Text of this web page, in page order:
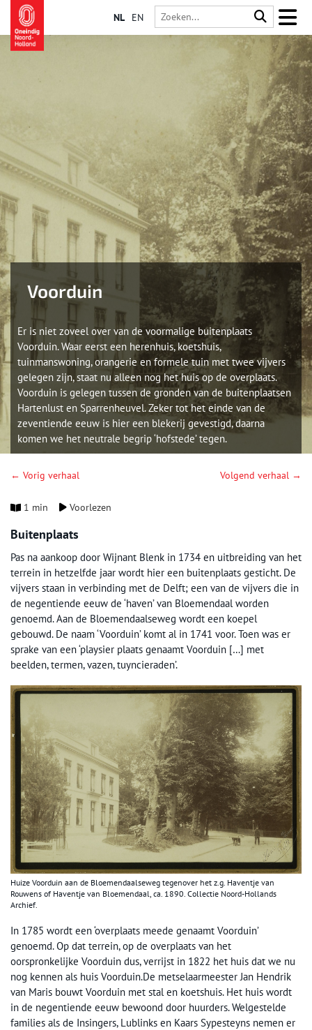
NL EN
Voorduin
Er is niet zoveel over van de voormalige buitenplaats
Voorduin. Waar eerst een herenhuis, koetshuis,
tuinmanswoning, orangerie en formele tuin met twee vijvers
gelegen zijn, staat nu alleen nog het huis op de overplaats.
Voorduin is gelegen tussen de gronden van de buitenplaatsen
Hartenlust en Sparrenheuvel. Zeker tot het einde van de
zeventiende eeuw is hier een blekerij gevestigd, daarna
komen we het neutrale begrip ‘hofstede’ tegen.
← Vorig verhaal Volgend verhaal →
1 min Voorlezen
Buitenplaats
Pas na aankoop door Wijnant Blenk in 1734 en uitbreiding van het
terrein in hetzelfde jaar wordt hier een buitenplaats gesticht. De
vijvers staan in verbinding met de Delft; een van de vijvers die in
de negentiende eeuw de ‘haven’ van Bloemendaal worden
genoemd. Aan de Bloemendaalseweg wordt een koepel
gebouwd. De naam ‘Voorduin’ komt al in 1741 voor. Toen was er
sprake van een ‘playsier plaats genaamt Voorduin […] met
beelden, termen, vazen, tuyncieraden’.
Huize Voorduin aan de Bloemendaalseweg tegenover het z.g. Haventje van
Rouwens of Haventje van Bloemendaal, ca. 1890. Collectie Noord-Hollands
Archief.
In 1785 wordt een ‘overplaats meede genaamt Voorduin’
genoemd. Op dat terrein, op de overplaats van het
oorspronkelijke Voorduin dus, verrijst in 1822 het huis dat we nu
nog kennen als huis Voorduin.De metselaarmeester Jan Hendrik
van Maris bouwt Voorduin met stal en koetshuis. Het huis wordt
in de negentiende eeuw bewoond door huurders. Welgestelde
families als de Insingers, Lublinks en Kaars Sypesteyns nemen er